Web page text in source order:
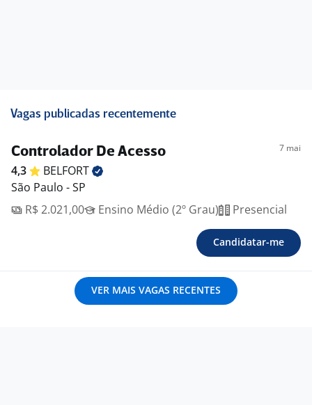
Vagas publicadas recentemente
Controlador De Acesso 7 mai
4,3
BELFORT
São Paulo - SP
R$ 2.021,00
Ensino Médio (2º Grau) Presencial
Candidatar-me
VER MAIS VAGAS RECENTES